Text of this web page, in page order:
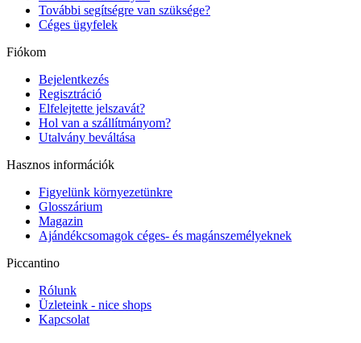
További segítségre van szüksége?
Céges ügyfelek
Fiókom
Bejelentkezés
Regisztráció
Elfelejtette jelszavát?
Hol van a szállítmányom?
Utalvány beváltása
Hasznos információk
Figyelünk környezetünkre
Glosszárium
Magazin
Ajándékcsomagok céges- és magánszemélyeknek
Piccantino
Rólunk
Üzleteink - nice shops
Kapcsolat